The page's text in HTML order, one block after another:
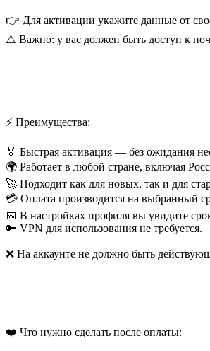
👉 Для активации укажите данные от
⚠️ Важно: у вас должен быть доступ к
⚡ Преимущества:
🏅 Быстрая активация — без ожидания
🌍 Работает в любой стране, включая
🚀 Подходит как для новых, так и для
💳 Оплата производится на выбранный
📅 В настройках профиля вы увидите
🔑 VPN для использования не требуется.
❌ На аккаунте не должно быть
❤️ Что нужно сделать после оплаты: